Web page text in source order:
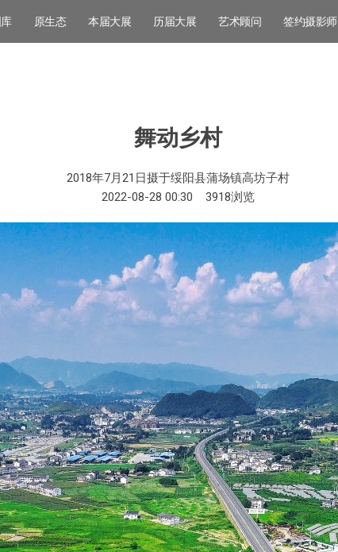
原生态 本届大展 历届大展 艺术顾问 签约摄影师
舞动乡村
2018年7月21日摄于绥阳县蒲场镇高坊子村
2022-08-28 00:30
3918浏览